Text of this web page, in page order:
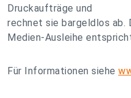
Druckaufträge und
rechnet sie bargeldlos ab.
Medien-Ausleihe
Für Informationen siehe